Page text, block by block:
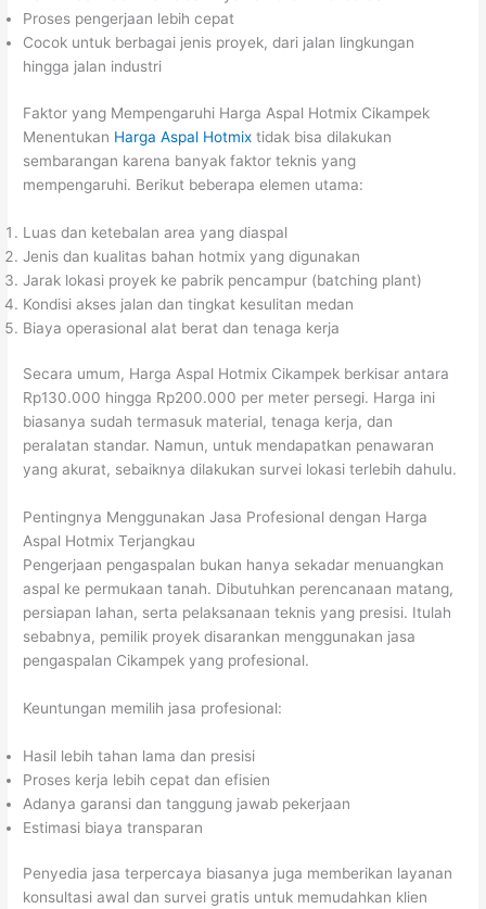
Proses pengerjaan lebih cepat
Cocok untuk berbagai jenis proyek, dari jalan lingkungan
hingga jalan industri
Faktor yang Mempengaruhi Harga Aspal Hotmix Cikampek
Menentukan Harga Aspal Hotmix tidak bisa dilakukan
sembarangan karena banyak faktor teknis yang
mempengaruhi. Berikut beberapa elemen utama:
Luas dan ketebalan area yang diaspal
Jenis dan kualitas bahan hotmix yang digunakan
Jarak lokasi proyek ke pabrik pencampur (batching plant)
Kondisi akses jalan dan tingkat kesulitan medan
Biaya operasional alat berat dan tenaga kerja
Secara umum, Harga Aspal Hotmix Cikampek berkisar antara
Rp130.000 hingga Rp200.000 per meter persegi. Harga ini
biasanya sudah termasuk material, tenaga kerja, dan
peralatan standar. Namun, untuk mendapatkan penawaran
yang akurat, sebaiknya dilakukan survei lokasi terlebih dahulu.
Pentingnya Menggunakan Jasa Profesional dengan Harga
Aspal Hotmix Terjangkau
Pengerjaan pengaspalan bukan hanya sekadar menuangkan
aspal ke permukaan tanah. Dibutuhkan perencanaan matang,
persiapan lahan, serta pelaksanaan teknis yang presisi. Itulah
sebabnya, pemilik proyek disarankan menggunakan jasa
pengaspalan Cikampek yang profesional.
Keuntungan memilih jasa profesional:
Hasil lebih tahan lama dan presisi
Proses kerja lebih cepat dan efisien
Adanya garansi dan tanggung jawab pekerjaan
Estimasi biaya transparan
Penyedia jasa terpercaya biasanya juga memberikan layanan
konsultasi awal dan survei gratis untuk memudahkan klien